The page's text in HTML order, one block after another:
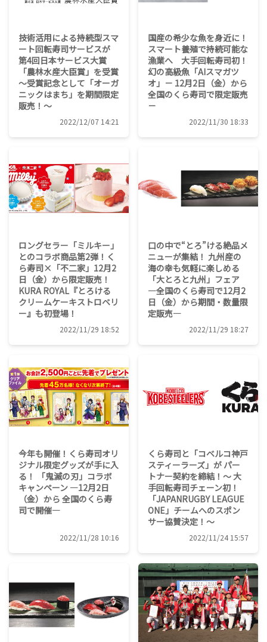
技術活用による持続型スマ
ート回転寿司サービスが
第4回日本サービス大賞
「農林水産大臣賞」を受賞
～受賞記念として「オーガ
ニックはまち」を期間限定
販売！～
2022/12/07 14:21
国産の希少な魚を身近に！
スマート養殖で持続可能な
漁業へ 大手回転寿司初！
幻の高級魚「AIスマガツ
オ」－ 12月2日（金）から
全国のくら寿司で限定販売
－
2022/11/30 18:33
ロングセラー「ミルキー」
とのコラボ商品第2弾！く
ら寿司×「不二家」12月2
日（金）から限定販売！
KURA ROYAL『とろける
クリームケーキストロベリ
ー』も初登場！
2022/11/29 18:52
口の中で“とろ”ける絶品メ
ニューが集結！ 九州産の
海の幸も気軽に楽しめる
「大とろと九州」フェア
―全国のくら寿司で12月2
日（金）から期間・数量限
定販売―
2022/11/29 18:27
今年も開催！くら寿司オリ
ジナル限定グッズが手に入
る！ 「鬼滅の刃」コラボ
キャンペーン ―12月2日
（金）から 全国のくら寿
司で開催―
2022/11/28 10:16
くら寿司と「コベルコ神戸
スティーラーズ」が パー
トナー契約を締結！～ 大
手回転寿司チェーン初！
「JAPANRUGBY LEAGUE
ONE」チームへのスポン
サー協賛決定！～
2022/11/24 15:57